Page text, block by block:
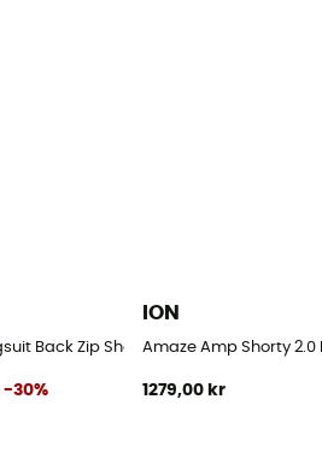
Back Zip Short Sleeve - Våddragter
-30%
ION
Amaze Amp Shorty
1279,00 kr